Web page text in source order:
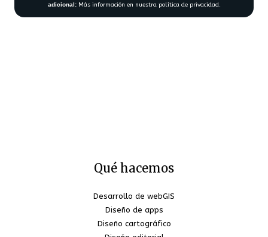
adicional:Más información en nuestra política de privacidad.
Qué hacemos
Desarrollo de webGIS
Diseño de apps
Diseño cartográfico